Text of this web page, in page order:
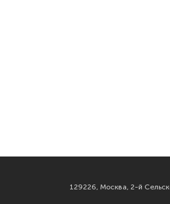
129226, Москва, 2-й